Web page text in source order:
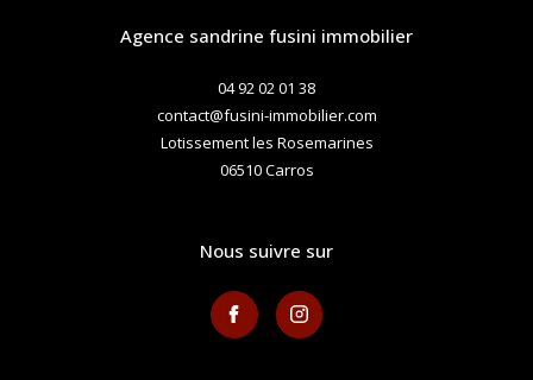
agence sandrine fusini immobilier
04 92 02 01 38
contact@fusini-immobilier.com
Lotissement les Rosemarines
06510 carros
nous suivre sur